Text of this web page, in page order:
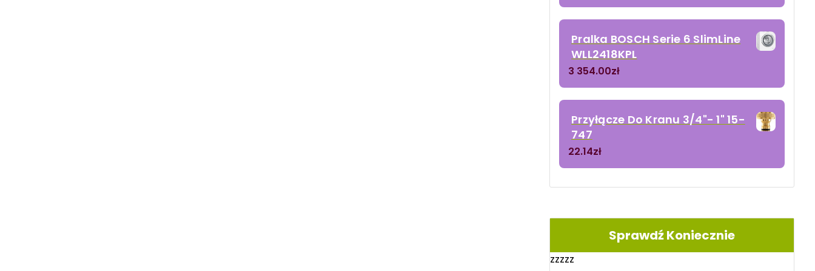
Pralka BOSCH Serie 6 SlimLine
WLL2418KPL
3 354.00zł
Przyłącze Do Kranu 3/4"- 1" 15-
747
22.14zł
Sprawdź Koniecznie
zzzzz